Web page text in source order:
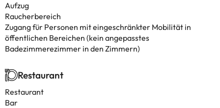
Aufzug
Raucherbereich
Zugang für Personen mit eingeschränkter Mobilität in
öffentlichen Bereichen (kein angepasstes
Badezimmerezimmer in den Zimmern)
Restaurant
Restaurant
Bar